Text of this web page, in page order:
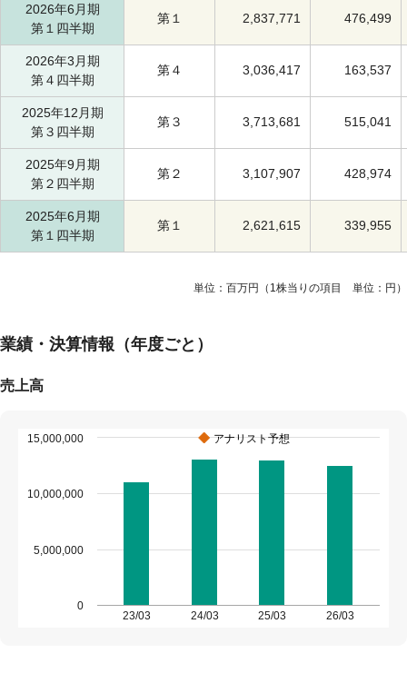
2026年6月期
第１四半期
第１ 2,837,771 476,499
2026年3月期
第４四半期
第４ 3,036,417 163,537
2025年12月期
第３四半期
第３ 3,713,681 515,041
2025年9月期
第２四半期
第２ 3,107,907 428,974
2025年6月期
第１四半期
第１ 2,621,615 339,955
単位：百万円（1株当りの項目 単位：円）
業績・決算情報（年度ごと）
売上高
アナリスト予想
23/03 24/03 25/03 26/03
0
5,000,000
10,000,000
15,000,000